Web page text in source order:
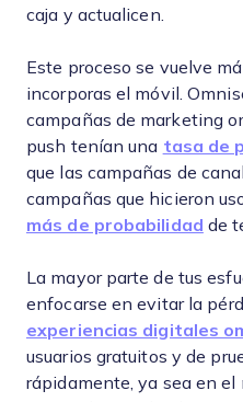
caja y actualicen.
Este proceso se vuelve
incorporas el móvil.
campañas de marketing
push tenían una tasa de
que las campañas de
campañas que hicieron
más de probabilidad de
La mayor parte de tus
enfocarse en evitar la
experiencias digitales
usuarios gratuitos y de
rápidamente, ya sea en el